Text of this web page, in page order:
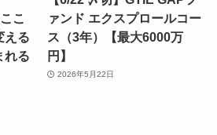
こ
える
れる
ァンド エクスプロールコー
ス（3年）【最大6000万
円】
2026年5月22日